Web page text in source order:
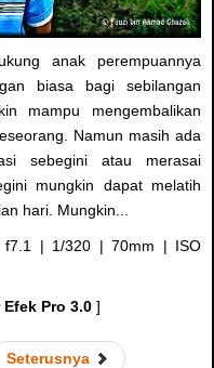
anak perempuannya
biasa bagi sebilangan
mampu mengembalikan
Namun masih ada
sebegini atau merasai
mungkin dapat melatih
hari. Mungkin...
| 1/320 | 70mm | ISO
Pro 3.0 ]
Seterusnya